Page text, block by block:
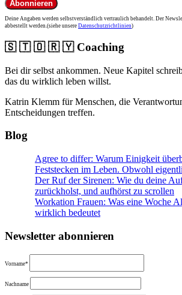
Deine Angaben werden selbstverständlich vertraulich behandelt. Der
abbestellt werden.(siehe unsere Datenschutzrichtlinien)
🇸 🇹 🇴 🇷 🇾 Coaching
Bei dir selbst ankommen. Neue Kapitel
das du wirklich leben willst.
Katrin Klemm für Menschen, die
Entscheidungen treffen.
Blog
Agree to differ: Warum Einigkeit
Feststecken im Leben. Obwohl
Der Ruf der Sirenen: Wie du deine
zurückholst, und aufhörst zu scrollen
Workation Frauen: Was eine Woche
wirklich bedeutet
Newsletter abonnieren
Vorname*
Nachname